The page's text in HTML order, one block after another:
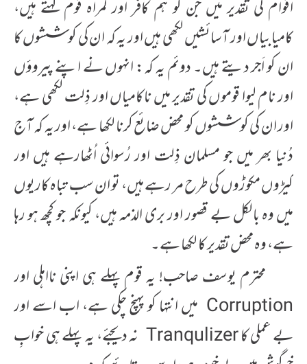
اقوام کی تقدیر میں جن کو ہم کافر اور گمراہ قوم کہتے ہیں،
کامیابیاں اور آسائشیں لکھی ہیں اور یہ کہ ان کی کوششوں کا
ان کو اَجر دیتے ہیں۔ دوئم یہ کہ: انہوں نے اپنے پیروؤں
اور نام لیوا قوموں کی تقدیر میں ناکامیاں اور ذِلت لکھی ہے،
اور ان کی کوششوں کو محض ضائع کرنا لکھا ہے، اور یہ کہ آج
دُنیا بھر میں جو مسلمان ذِلت اور رُسوائی اُٹھارہے ہیں اور
کیڑوں مکوڑوں کی طرح مر رہے ہیں، تو ان سب تباہ کاریوں
میں وہ بالکل بے قصور اور بری الذمہ ہیں، کیونکہ جو کچھ ہو رہا
ہے، وہ محض تقدیر کا لکھا ہے۔
محترم یوسف صاحب! یہ قوم پہلے ہی اپنی نااہلی اور
Corruption میں انتہا کو پہنچ چکی ہے، اب اسے اور
بے عملی کا Tranqulizer نہ دیجئے، یہ پہلے ہی خوابِ